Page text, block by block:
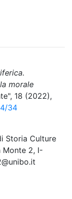
morale
18 (2022),
34
Storia Culture
Monte 2, I-